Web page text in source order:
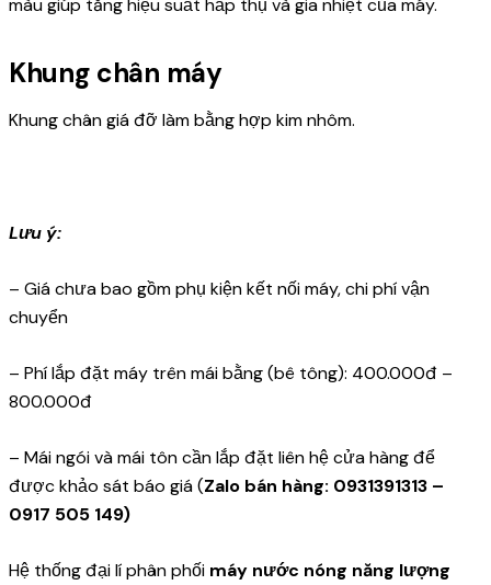
màu giúp tăng hiệu suất hấp thụ và gia nhiệt của máy.
Khung chân máy
Khung chân giá đỡ làm bằng hợp kim nhôm.
Lưu ý:
– Giá chưa bao gồm phụ kiện kết nối máy, chi phí vận
chuyển
– Phí lắp đặt máy trên mái bằng (bê tông): 400.000đ –
800.000đ
– Mái ngói và mái tôn cần lắp đặt liên hệ cửa hàng để
được khảo sát báo giá (Zalo bán hàng: 0931391313 –
0917 505 149)
Hệ thống đại lí phân phối máy nước nóng năng lượng